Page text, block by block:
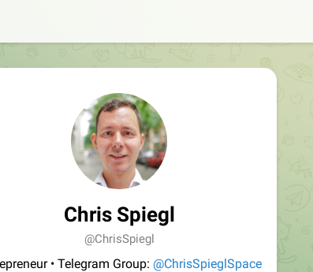
Chris Spiegl
@ChrisSpiegl
• Telegram Group: @ChrisSpieglSpace